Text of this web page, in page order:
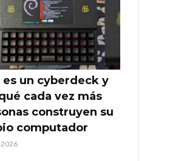
es un cyberdeck y
cada vez más
construyen su
computador